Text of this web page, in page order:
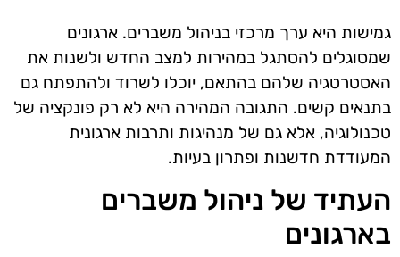
גמישות היא ערך מרכזי בניהול משברים. ארגונים
שמסוגלים להסתגל במהירות למצב החדש ולשנות את
האסטרטגיה שלהם בהתאם, יוכלו לשרוד ולהתפתח גם
בתנאים קשים. התגובה המהירה היא לא רק פונקציה של
טכנולוגיה, אלא גם של מנהיגות ותרבות ארגונית
המעודדת חדשנות ופתרון בעיות.
העתיד של ניהול משברים
בארגונים